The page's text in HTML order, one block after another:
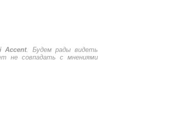
Accent. Будем рады видеть
не совпадать с мнениями